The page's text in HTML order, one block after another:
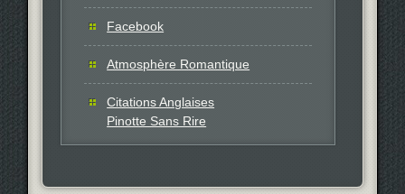
Facebook
Atmosphère Romantique
Citations Anglaises
Pinotte Sans Rire